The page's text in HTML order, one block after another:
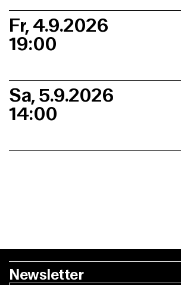
Fr, 4.9.2026
19:00
Sa, 5.9.2026
14:00
Newsletter